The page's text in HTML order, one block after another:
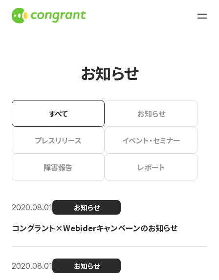
お知らせ
すべて お知らせ
プレスリリース イベント・セミナー
障害報告 レポート
2020.08.01 お知らせ
コングラント×Webiderキャンペーンのお知らせ
2020.08.01 お知らせ